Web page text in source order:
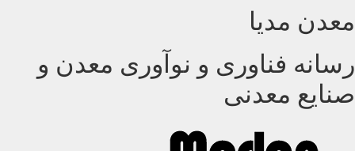
به
معدن مدیا
رسانه فناوری و نوآوری معدن و
صنایع معدنی